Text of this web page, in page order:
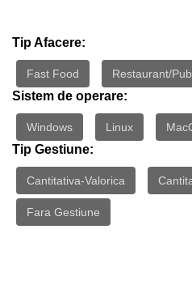
Tip Afacere:
Fast Food Restaurant/Pub
Sistem de operare:
Windows Linux
Tip Gestiune:
Cantitativa-Valorica
Fara Gestiune